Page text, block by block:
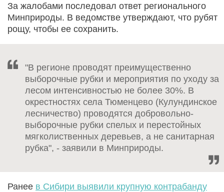
За жалобами последовал ответ регионального
Минприроды. В ведомстве утверждают, что рубят
рощу, чтобы ее сохранить.
"В регионе проводят преимущественно
выборочные рубки и мероприятия по уходу за
лесом интенсивностью не более 30%. В
окрестностях села Тюменцево (Кулундинское
лесничество) проводятся добровольно-
выборочные рубки спелых и перестойных
мягколиственных деревьев, а не санитарная
рубка", - заявили в Минприроды.
Ранее в Сибири выявили крупную контрабанду